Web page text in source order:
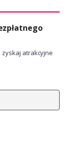
zyskaj atrakcyjne